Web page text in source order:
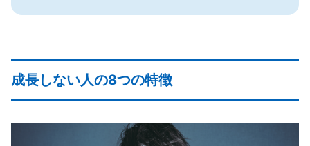
成長しない人の8つの特徴